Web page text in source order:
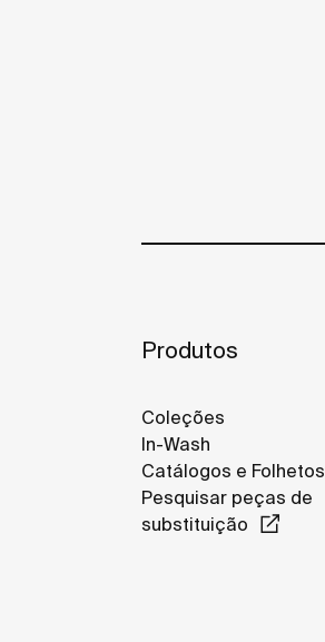
Produtos
Coleções
In-Wash
Catálogos e Folhetos
Pesquisar peças de
substituição